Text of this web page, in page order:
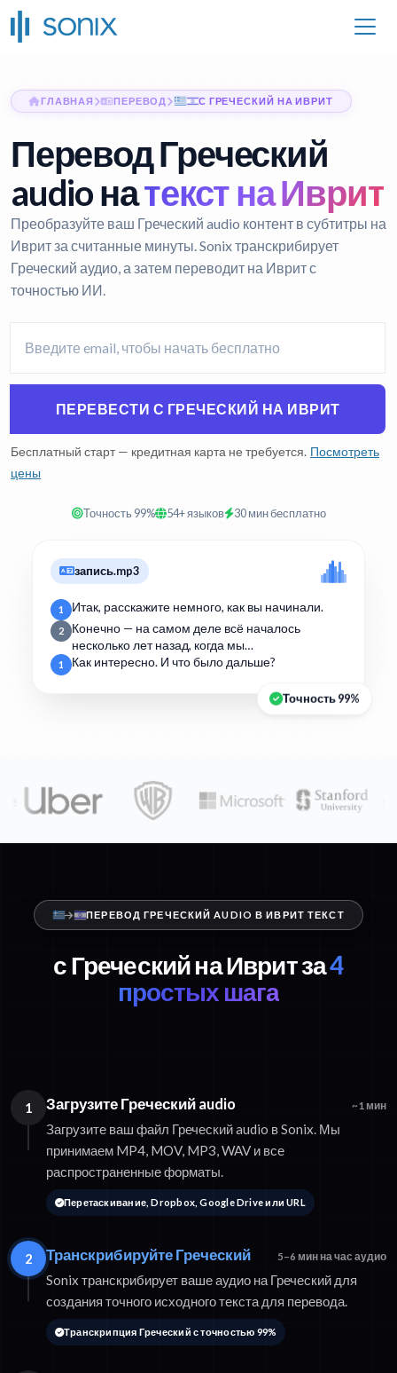
ГЛАВНАЯ ПЕРЕВОД С ГРЕЧЕСКИЙ НА ИВРИТ
Перевод Греческий
audio натекст на Иврит
Преобразуйте ваш Греческий audio контент в субтитры на
Иврит за считанные минуты. Sonix транскрибирует
Греческий аудио, а затем переводит на Иврит с
точностью ИИ.
ПЕРЕВЕСТИ С ГРЕЧЕСКИЙ НА ИВРИТ
Бесплатный старт — кредитная карта не требуется. Посмотреть
цены
Точность 99% 54+ языков 30 мин бесплатно
запись.mp3
1 Итак, расскажите немного, как вы начинали.
2
Конечно — на самом деле всё началось
несколько лет назад, когда мы…
1 Как интересно. И что было дальше?
Точность 99%
ПЕРЕВОД ГРЕЧЕСКИЙ AUDIO В ИВРИТ ТЕКСТ
с Греческий на Иврит за4
простых шага
1 Загрузите Греческий audio ~1 мин
Загрузите ваш файл Греческий audio в Sonix. Мы
принимаем MP4, MOV, MP3, WAV и все
распространенные форматы.
Перетаскивание, Dropbox, Google Drive или URL
2 Транскрибируйте Греческий 5–6 мин на час аудио
Sonix транскрибирует ваше аудио на Греческий для
создания точного исходного текста для перевода.
Транскрипция Греческий с точностью 99%